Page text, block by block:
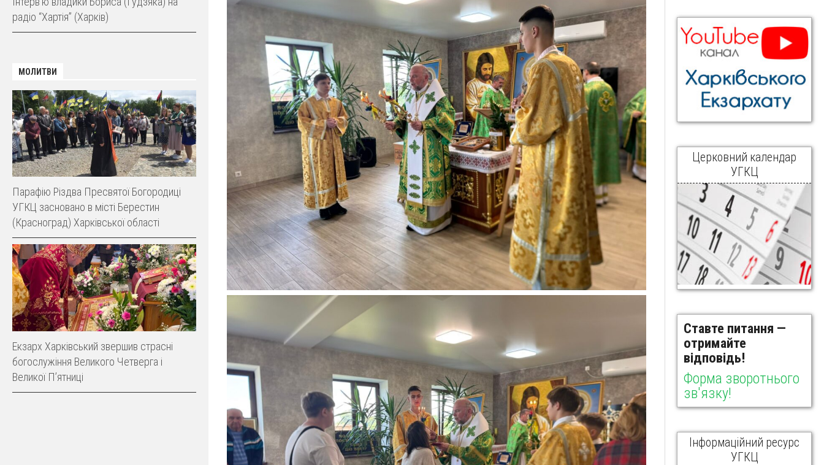
радіо “Хартія” (Харків)
МОЛИТВИ
Парафію Різдва Пресвятої Богородиці
УГКЦ засновано в місті Берестин
(Красноград) Харківської області
Екзарх Харківський звершив страсні
богослужіння Великого Четверга і
Великої Пʼятниці
Церковний календар
УГКЦ
Ставте питання —
отримайте
відповідь!
Форма зворотнього
зв'язку!
Інформаційний ресурс
УГКЦ